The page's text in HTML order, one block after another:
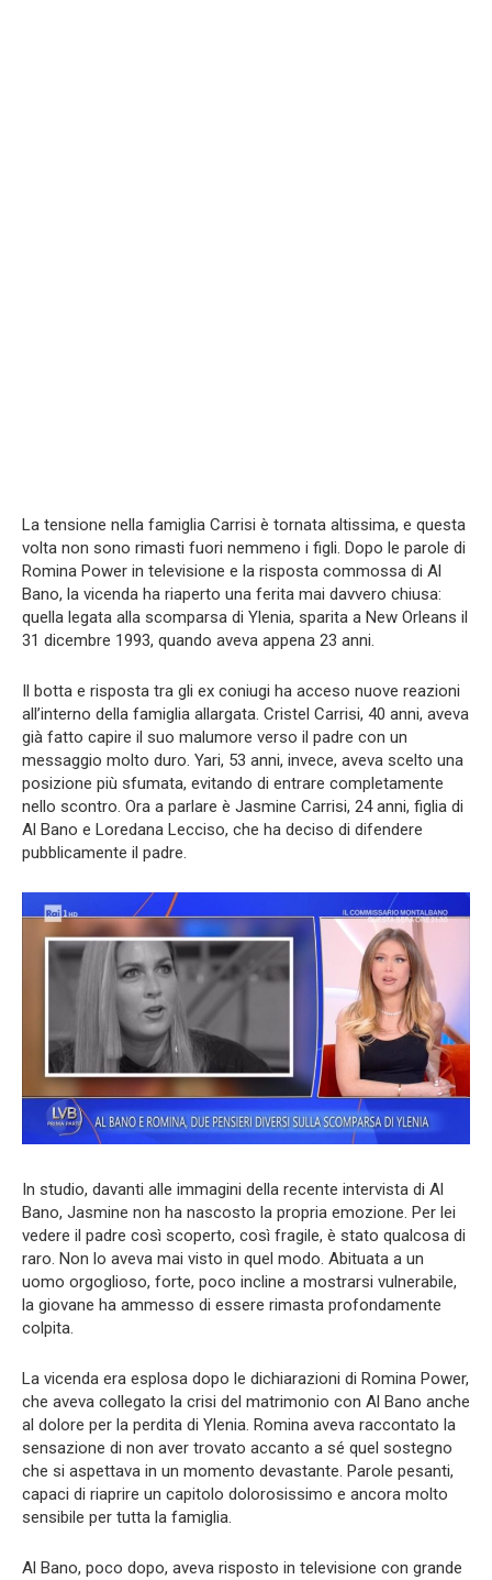
La tensione nella famiglia Carrisi è tornata altissima, e questa
volta non sono rimasti fuori nemmeno i figli. Dopo le parole di
Romina Power in televisione e la risposta commossa di Al
Bano, la vicenda ha riaperto una ferita mai davvero chiusa:
quella legata alla scomparsa di Ylenia, sparita a New Orleans il
31 dicembre 1993, quando aveva appena 23 anni.
Il botta e risposta tra gli ex coniugi ha acceso nuove reazioni
all’interno della famiglia allargata. Cristel Carrisi, 40 anni, aveva
già fatto capire il suo malumore verso il padre con un
messaggio molto duro. Yari, 53 anni, invece, aveva scelto una
posizione più sfumata, evitando di entrare completamente
nello scontro. Ora a parlare è Jasmine Carrisi, 24 anni, figlia di
Al Bano e Loredana Lecciso, che ha deciso di difendere
pubblicamente il padre.
In studio, davanti alle immagini della recente intervista di Al
Bano, Jasmine non ha nascosto la propria emozione. Per lei
vedere il padre così scoperto, così fragile, è stato qualcosa di
raro. Non lo aveva mai visto in quel modo. Abituata a un
uomo orgoglioso, forte, poco incline a mostrarsi vulnerabile,
la giovane ha ammesso di essere rimasta profondamente
colpita.
La vicenda era esplosa dopo le dichiarazioni di Romina Power,
che aveva collegato la crisi del matrimonio con Al Bano anche
al dolore per la perdita di Ylenia. Romina aveva raccontato la
sensazione di non aver trovato accanto a sé quel sostegno
che si aspettava in un momento devastante. Parole pesanti,
capaci di riaprire un capitolo dolorosissimo e ancora molto
sensibile per tutta la famiglia.
Al Bano, poco dopo, aveva risposto in televisione con grande